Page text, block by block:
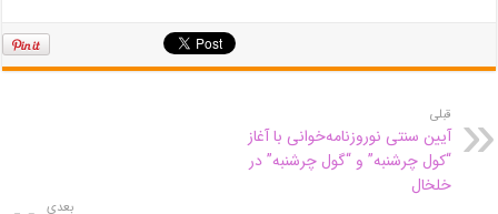
قبلی
آیین سنتی نوروزنامه‌خوانی با آغاز
“کول چرشنبه” و “گول چرشنبه” در
خلخال
بعدی